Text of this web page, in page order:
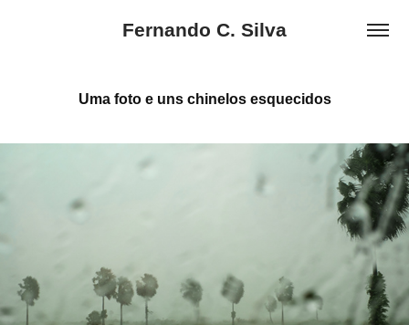
Fernando C. Silva
Uma foto e uns chinelos esquecidos